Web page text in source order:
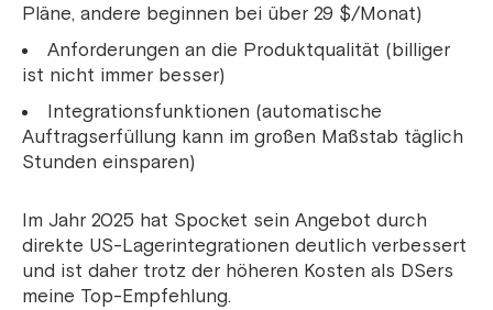
Pläne, andere beginnen bei über 29 $/Monat)
Anforderungen an die Produktqualität (billiger
ist nicht immer besser)
Integrationsfunktionen (automatische
Auftragserfüllung kann im großen Maßstab täglich
Stunden einsparen)
Im Jahr 2025 hat Spocket sein Angebot durch
direkte US-Lagerintegrationen deutlich verbessert
und ist daher trotz der höheren Kosten als DSers
meine Top-Empfehlung.